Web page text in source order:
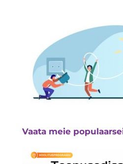
Vaata meie